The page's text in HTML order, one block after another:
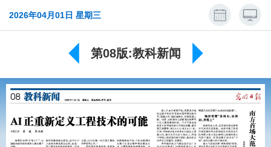
2026年04月01日 星期三
第08版:教科新闻